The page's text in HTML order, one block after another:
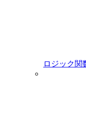
ロジック関